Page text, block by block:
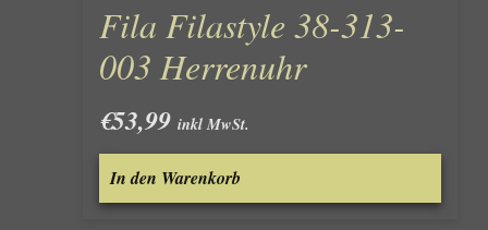
Fila Filastyle 38-313-
003 Herrenuhr
€53,99 inkl MwSt.
In den Warenkorb